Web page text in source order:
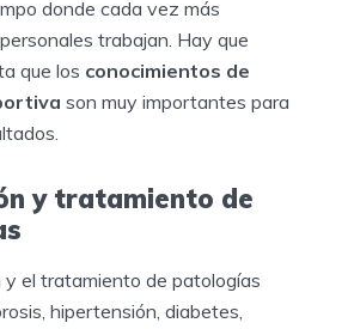
donde cada vez más
trabajan. Hay que
que los conocimientos de
son muy importantes para
y tratamiento de
y el tratamiento de patologías
hipertensión, diabetes,